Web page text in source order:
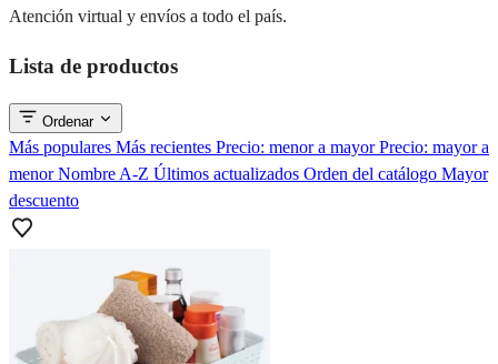
Atención virtual y envíos a todo el país.
Lista de productos
Ordenar
Más populares Más recientes Precio: menor a mayorPrecio: mayor a
menorNombre A-Z Últimos actualizados Orden del catálogo Mayor
descuento